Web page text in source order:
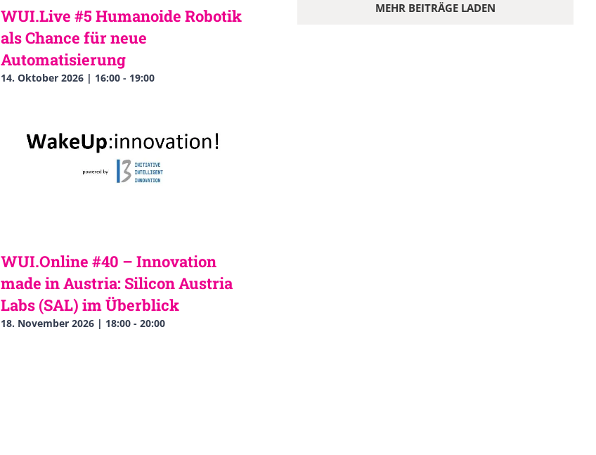
WUI.Live #5 Humanoide Robotik
als Chance für neue
Automatisierung
14. Oktober 2026 | 16:00- 19:00
WUI.Online #40 – Innovation
made in Austria: Silicon Austria
Labs (SAL) im Überblick
18. November 2026 | 18:00- 20:00
MEHR BEITRÄGE LADEN